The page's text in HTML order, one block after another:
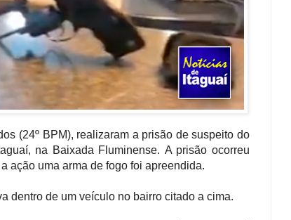
(24º BPM), realizaram a prisão de suspeito do
na Baixada Fluminense. A prisão ocorreu
ação uma arma de fogo foi apreendida.
dentro de um veículo no bairro citado a cima.